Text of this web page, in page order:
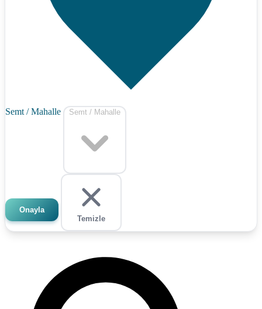
Semt / Mahalle Semt / Mahalle
Onayla
Temizle